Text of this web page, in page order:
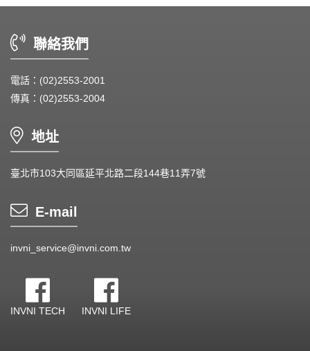
聯絡我們
電話：(02)2553-2001
傳真：(02)2553-2004
地址
臺北市103大同區延平北路二段144巷11弄7號
E-mail
invni_service@invni.com.tw
INVNI TECH INVNI LIFE